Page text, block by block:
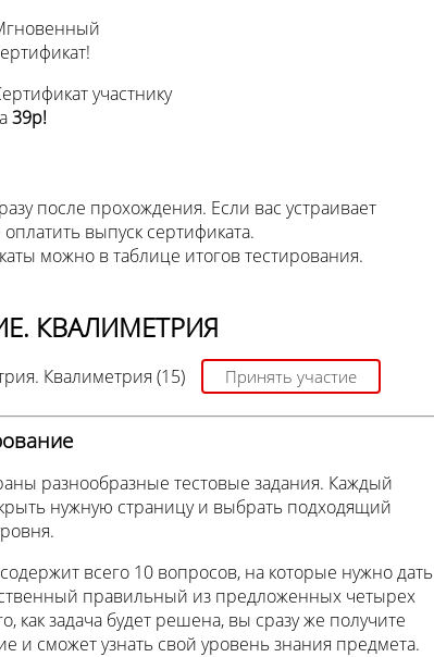
участнику
39р!
после прохождения. Если вас устраивает
выпуск сертификата.
можно в таблице итогов тестирования.
КВАЛИМЕТРИЯ
Квалиметрия (15) Принять участие
разнообразные тестовые задания. Каждый
нужную страницу и выбрать подходящий
всего 10 вопросов, на которые нужно дать
правильный из предложенных четырех
как задача будет решена, вы сразу же получите
и сможет узнать свой уровень знания предмета.